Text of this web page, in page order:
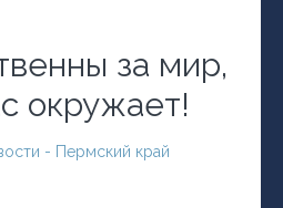
за мир,
окружает!
- Пермский край